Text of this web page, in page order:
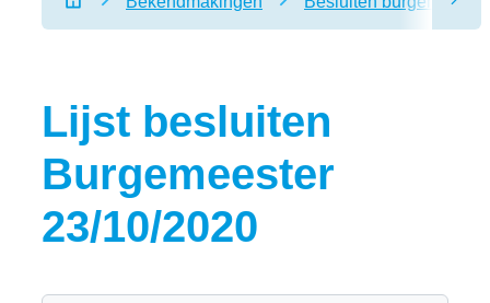
Startpagina
Lijst besluiten
Burgemeester
23/10/2020